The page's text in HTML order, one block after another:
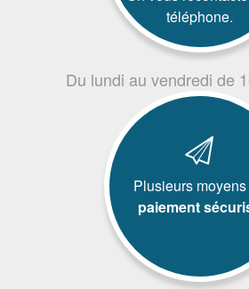
téléphone.
Du lundi au vendredi de
Plusieurs
paiement